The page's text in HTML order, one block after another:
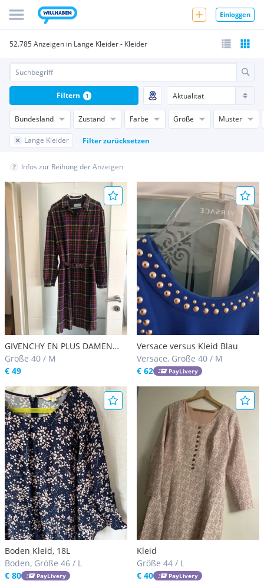
Einloggen
52.785 Anzeigen in Lange Kleider - Kleider
Bundesland Zustand Farbe Größe Muster
Lange Kleider Filter zurücksetzen
Filtern 1
Infos zur Reihung der Anzeigen
GIVENCHY EN PLUS DAMEN
KLEID AUS SEIDE
Größe 40 / M
€ 49
Versace versus Kleid Blau
Versace, Größe 40 / M
€ 62
PayLivery
Boden Kleid, 18L
Boden, Größe 46 / L
€ 80
PayLivery
Kleid
Größe 44 / L
€ 40
PayLivery